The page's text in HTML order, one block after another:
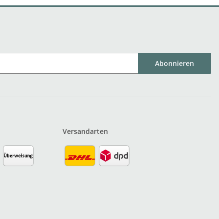
Abonnieren
Versandarten